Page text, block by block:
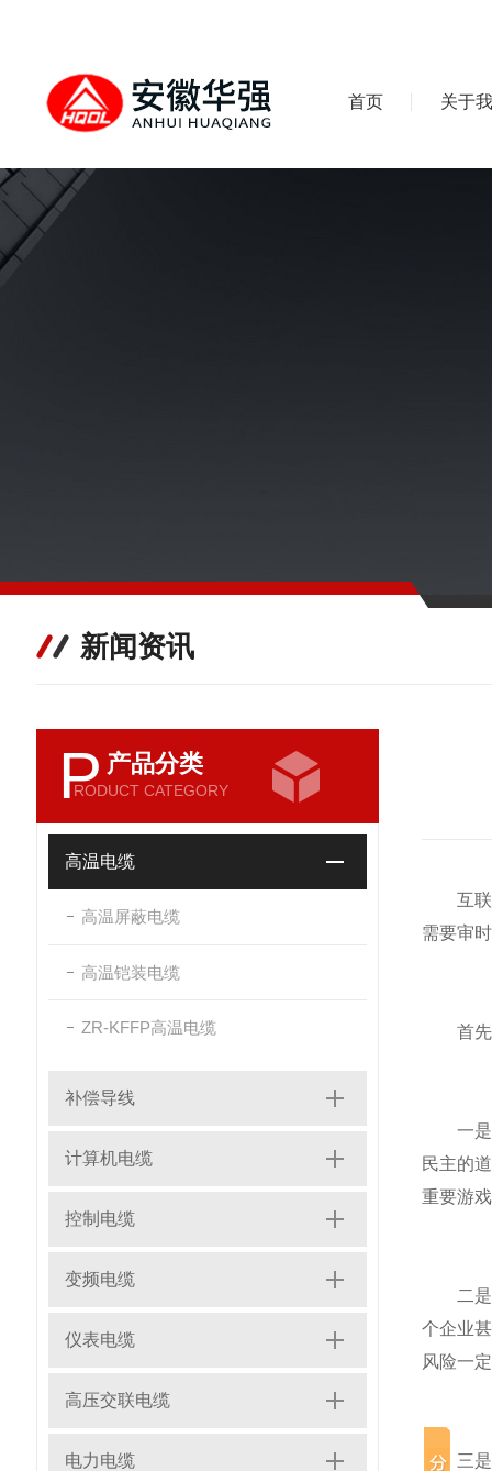
首页 关于
新闻资讯
P 产品分类
RODUCT CATEGORY
高温电缆
高温屏蔽电缆
高温铠装电缆
ZR-KFFP高温电缆
补偿导线
计算机电缆
控制电缆
变频电缆
仪表电缆
高压交联电缆
电力电缆
互联网
需要审
首先，
一是，
民主的
重要游
二是规
个企业
风险一
三是规